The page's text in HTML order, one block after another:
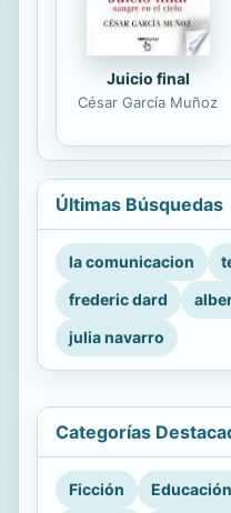
Juicio final
César García Muñoz
Últimas Búsquedas
la comunicacion
frederic dard
julia navarro
Categorías
Ficción Educación